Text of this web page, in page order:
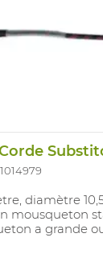
diamètre
mousqueton
a grande